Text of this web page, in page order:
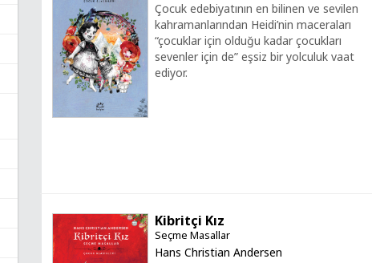
Çocuk edebiyatının en bilinen ve sevilen
kahramanlarından Heidi’nin maceraları
“çocuklar için olduğu kadar çocukları
sevenler için de” eşsiz bir yolculuk vaat
ediyor.
Kibritçi Kız
Seçme Masallar
Hans Christian Andersen